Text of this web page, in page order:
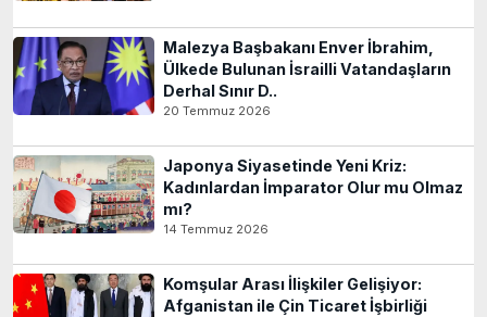
Malezya Başbakanı Enver İbrahim,
Ülkede Bulunan İsrailli Vatandaşların
Derhal Sınır D..
20 Temmuz 2026
Japonya Siyasetinde Yeni Kriz:
Kadınlardan İmparator Olur mu Olmaz
mı?
14 Temmuz 2026
Komşular Arası İlişkiler Gelişiyor:
Afganistan ile Çin Ticaret İşbirliği